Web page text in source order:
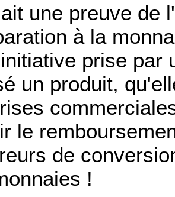
une preuve de
à la
prise par
un produit,
le
de
!